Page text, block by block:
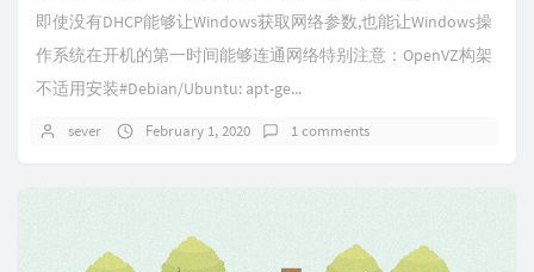
即使没有DHCP能够让Windows获取网络参数,也能让Windows操
作系统在开机的第一时间能够连通网络特别注意：OpenVZ构架
不适用安装#Debian/Ubuntu: apt-ge...
sever February 1, 2020 1 comments